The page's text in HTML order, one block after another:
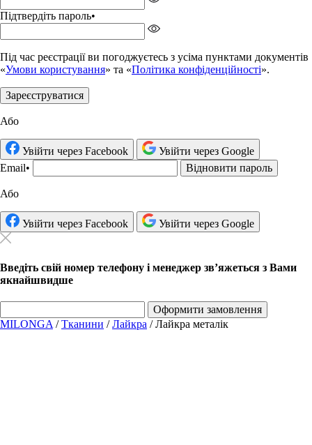
Підтвердіть пароль•
Під час реєстрації ви погоджуєтесь з усіма пунктами документів
«Умови користування» та «Політика конфіденційності».
Зареєструватися
Або
Увійти через Facebook
Увійти через Google
Email• Відновити пароль
Або
Увійти через Facebook Увійти через Google
Введіть свій номер телефону і менеджер зв’яжеться з Вами
якнайшвидше
Оформити замовлення
MILONGA /Тканини /Лайкра /Лайкра металік